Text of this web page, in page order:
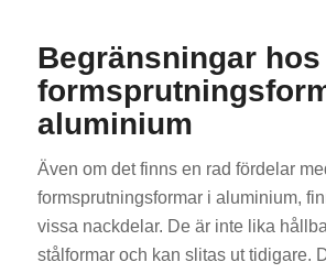
Begränsningar hos
aluminium
Även om det finns en rad fördelar
formsprutningsformar i aluminium,
vissa nackdelar. De är inte lika
stålformar och kan slitas ut tidigare.